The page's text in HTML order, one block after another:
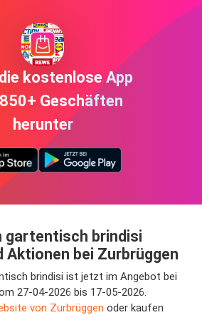
kostenlose App
Geschäften
herunter
gartentisch brindisi
Aktionen bei Zurbrüggen
brindisi ist jetzt im Angebot bei
27-04-2026 bis 17-05-2026.
von Zurbrüggen oder kaufen